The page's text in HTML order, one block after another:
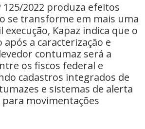
125/2022 produza efeitos
se transforme em mais uma
Kapaz indica que o
a caracterização e
contumaz será a
os fiscos federal e
cadastros integrados de
e sistemas de alerta
movimentações